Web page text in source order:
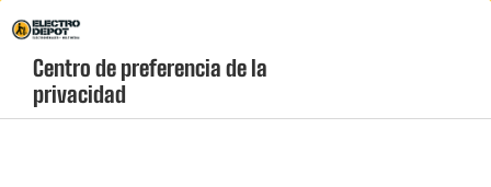
Menú
geolocation-header-icon-text
account
Centro de preferencia de la
privacidad